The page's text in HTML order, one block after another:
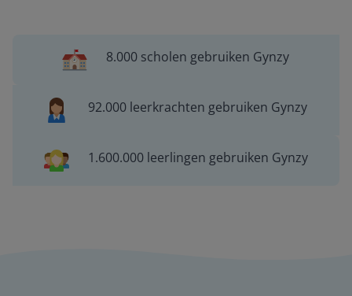
8.000 scholen gebruiken Gynzy
92.000 leerkrachten gebruiken Gynzy
1.600.000 leerlingen gebruiken Gynzy